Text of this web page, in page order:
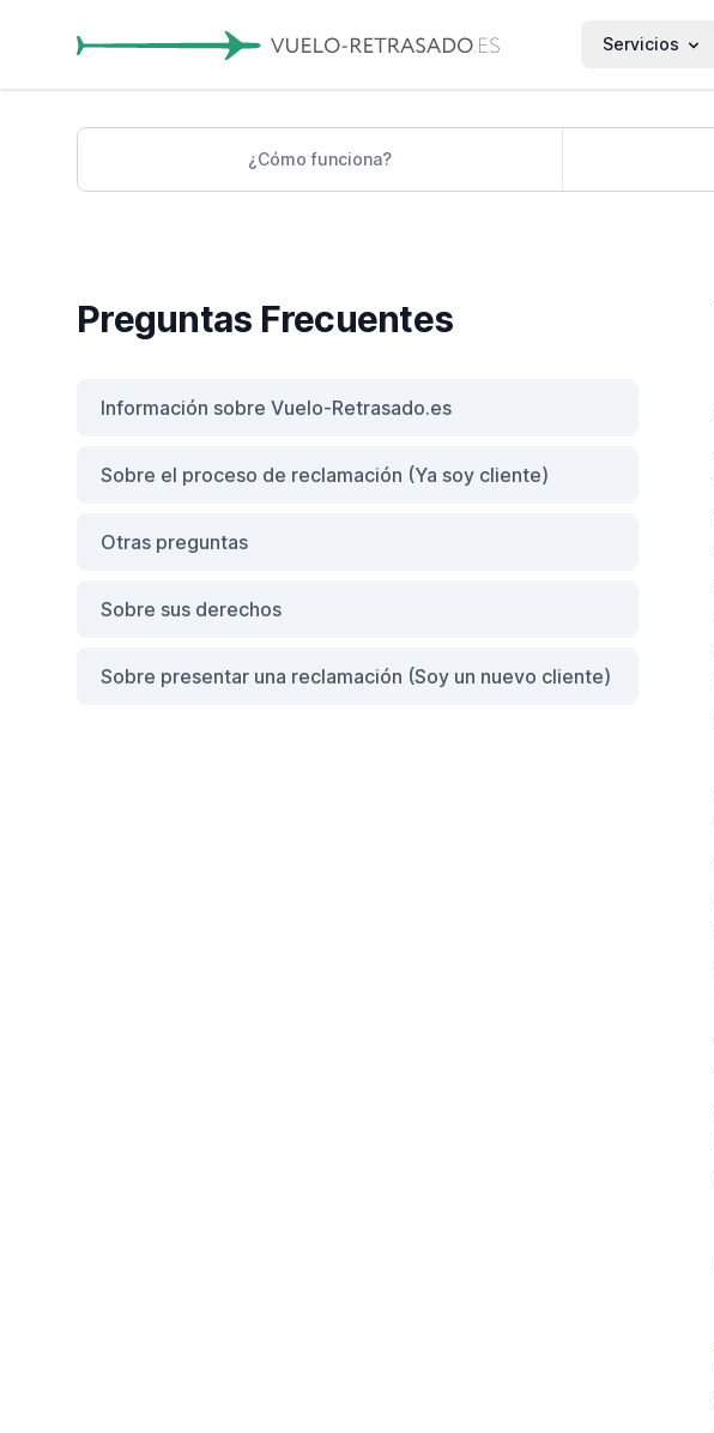
Servicios
¿Cómo funciona?
Preguntas Frecuentes
Información sobre Vuelo-Retrasado.es
Sobre el proceso de reclamación (Ya soy cliente)
Otras preguntas
Sobre sus derechos
Sobre presentar una reclamación (Soy un nuevo cliente)